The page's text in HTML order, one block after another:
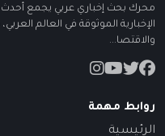
محرك بحث إخباري عربي يجمع أحدث
الإخبارية الموثوقة في العالم
والاقتصا...
روابط مهمة
الرئيسية